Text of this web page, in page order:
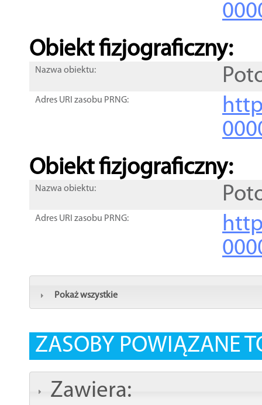
Obiekt fizjograficzny:
Nazwa obiektu:
Adres URI zasobu PRNG:
Obiekt fizjograficzny:
Nazwa obiektu:
Adres URI zasobu PRNG:
Pokaż wszystkie
ZASOBY POWIĄZANE
Zawiera: